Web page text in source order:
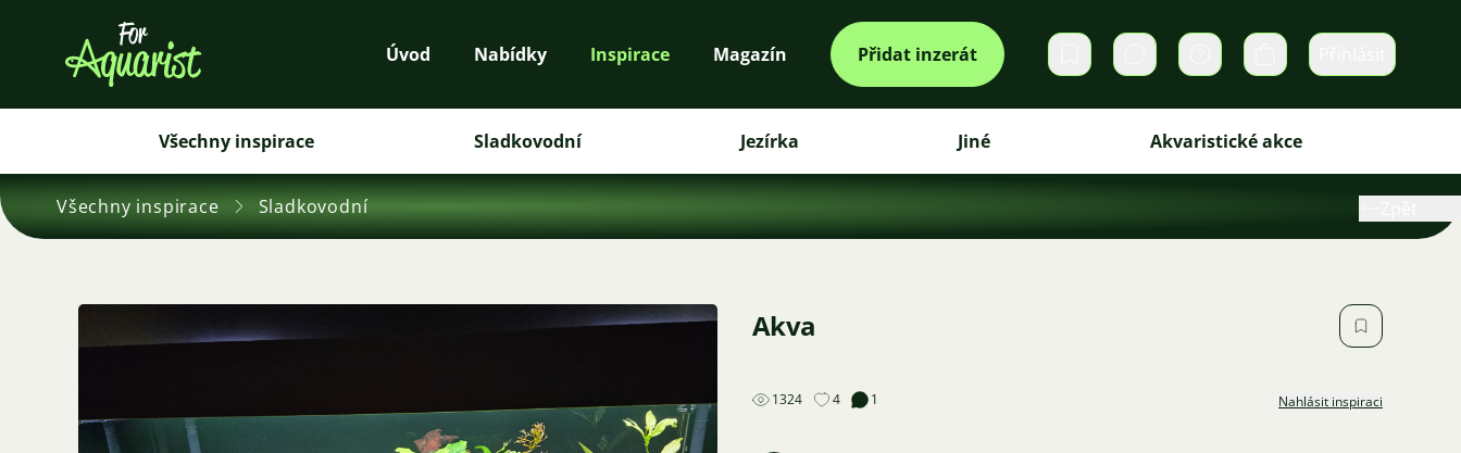
Úvod Nabídky Inspirace Magazín Přidat inzerát Soukromé zprávy Košík
Všechny inspirace Sladkovodní Jezírka Jiné Akvaristické akce
Všechny inspirace Sladkovodní
Akva
1324 4 1 Nahlásit inspiraci